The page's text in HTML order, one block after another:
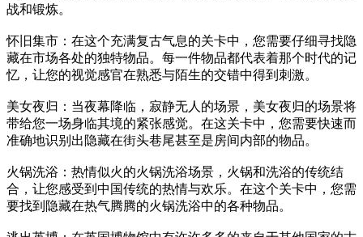
战和锻炼。
怀旧集市：在这个充满复古气息的关卡中，您需要仔细寻找隐
藏在市场各处的独特物品。每一件物品都代表着那个时代的记
忆，让您的视觉感官在熟悉与陌生的交错中得到刺激。
美女夜归：当夜幕降临，寂静无人的场景，美女夜归的场景将
带给您一场身临其境的紧张感觉。在这关卡中，您需要快速而
准确地识别出隐藏在街头巷尾甚至是房间内部的物品。
火锅洗浴：热情似火的火锅洗浴场景，火锅和洗浴的传统结
合，让您感受到中国传统的热情与欢乐。在这个关卡中，您需
要找到隐藏在热气腾腾的火锅洗浴中的各种物品。